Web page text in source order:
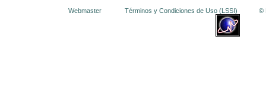
Webmaster Términos y Condiciones de Uso (LSSI) © La